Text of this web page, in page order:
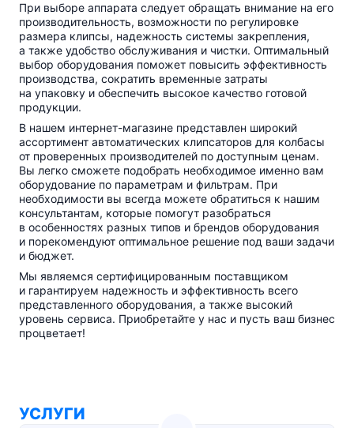
При выборе аппарата следует обращать внимание на его
производительность, возможности по регулировке
размера клипсы, надежность системы закрепления,
а также удобство обслуживания и чистки. Оптимальный
выбор оборудования поможет повысить эффективность
производства, сократить временные затраты
на упаковку и обеспечить высокое качество готовой
продукции.
В нашем интернет-магазине представлен широкий
ассортимент автоматических клипсаторов для колбасы
от проверенных производителей по доступным ценам.
Вы легко сможете подобрать необходимое именно вам
оборудование по параметрам и фильтрам. При
необходимости вы всегда можете обратиться к нашим
консультантам, которые помогут разобраться
в особенностях разных типов и брендов оборудования
и порекомендуют оптимальное решение под ваши задачи
и бюджет.
Мы являемся сертифицированным поставщиком
и гарантируем надежность и эффективность всего
представленного оборудования, а также высокий
уровень сервиса. Приобретайте у нас и пусть ваш бизнес
процветает!
УСЛУГИ